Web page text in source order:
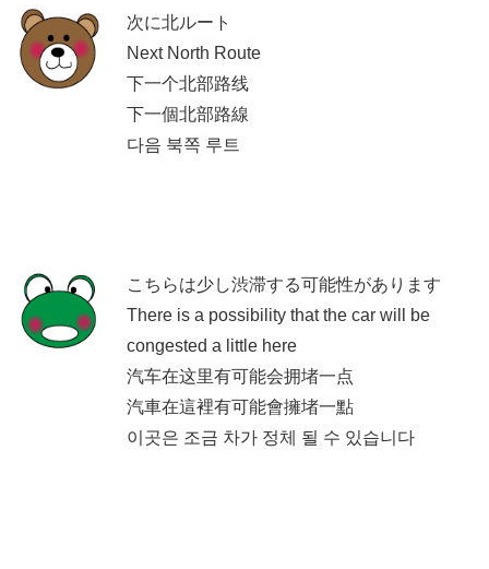
次に北ルート
Next North Route
下一个北部路线
下一個北部路線
다음 북쪽 루트
こちらは少し渋滞する可能性があります
There is a possibility that the car will be
congested a little here
汽车在这里有可能会拥堵一点
汽車在這裡有可能會擁堵一點
이곳은 조금 차가 정체 될 수 있습니다